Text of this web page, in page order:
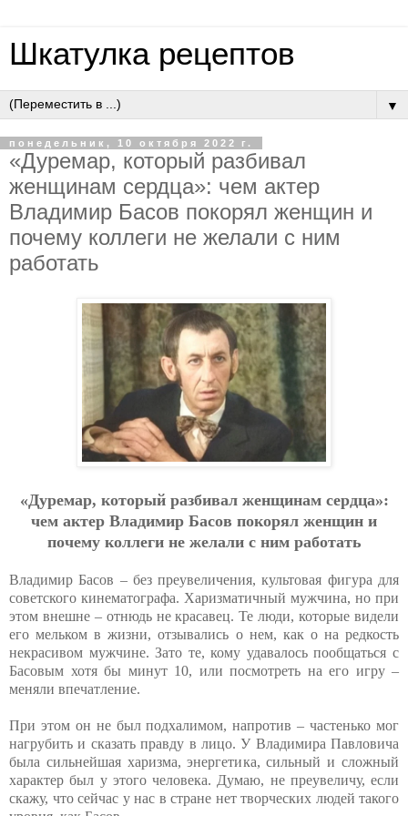
Шкатулка рецептов
▼
понедельник, 10 октября 2022 г.
«Дуремар, который разбивал
женщинам сердца»: чем актер
Владимир Басов покорял женщин и
почему коллеги не желали с ним
работать
«Дуремар, который разбивал женщинам сердца»:
чем актер Владимир Басов покорял женщин и
почему коллеги не желали с ним работать
Владимир Басов – без преувеличения, культовая фигура для
советского кинематографа. Харизматичный мужчина, но при
этом внешне – отнюдь не красавец. Те люди, которые видели
его мельком в жизни, отзывались о нем, как о на редкость
некрасивом мужчине. Зато те, кому удавалось пообщаться с
Басовым хотя бы минут 10, или посмотреть на его игру –
меняли впечатление.
При этом он не был подхалимом, напротив – частенько мог
нагрубить и сказать правду в лицо. У Владимира Павловича
была сильнейшая харизма, энергетика, сильный и сложный
характер был у этого человека. Думаю, не преувеличу, если
скажу, что сейчас у нас в стране нет творческих людей такого